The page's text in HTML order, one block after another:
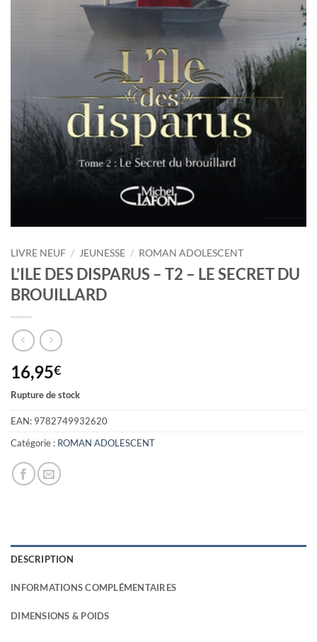
LIVRE NEUF / JEUNESSE / ROMAN ADOLESCENT
L’ILE DES DISPARUS – T2 – LE SECRET DU
BROUILLARD
16,95€
Rupture de stock
EAN: 9782749932620
Catégorie : ROMAN ADOLESCENT
DESCRIPTION
INFORMATIONS COMPLÉMENTAIRES
DIMENSIONS & POIDS